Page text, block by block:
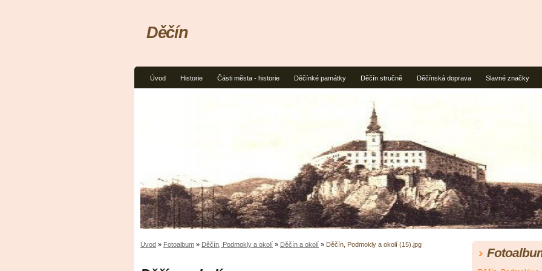
Úvod Historie Části města - historie Děčínké památky Děčín stručně Děčínská doprava Slavné značky
Děčín
Úvod » Fotoalbum » Děčín, Podmokly a okolí » Děčín a okolí » Děčín, Podmokly a okolí (15).jpg